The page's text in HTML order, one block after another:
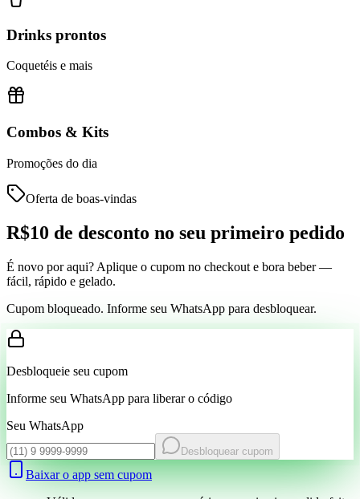
Drinks prontos
Coquetéis e mais
Combos & Kits
Promoções do dia
Oferta de boas-vindas
R$10 de desconto no seu primeiro pedido
É novo por aqui? Aplique o cupom no checkout e bora beber —
fácil, rápido e gelado.
Cupom bloqueado. Informe seu WhatsApp para desbloquear.
Desbloqueie seu cupom
Informe seu WhatsApp para liberar o código
Seu WhatsApp
Desbloquear cupom
Baixar o app sem cupom